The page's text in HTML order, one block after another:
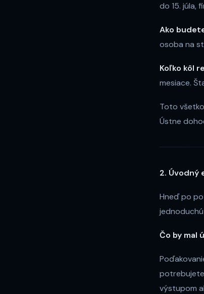
do 15. júla,
Ako
osoba na
Koľko kôl
mesiace.
Toto
Ústne
2. Úvodný
Hneď po
Čo by mal
výstupom